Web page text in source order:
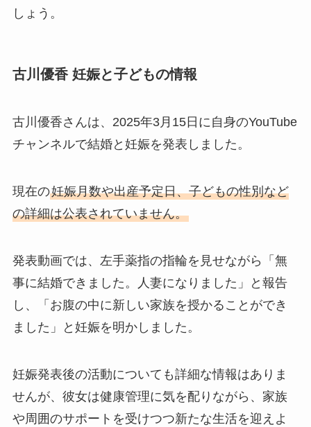
しょう。
古川優香 妊娠と子どもの情報
古川優香さんは、2025年3月15日に自身のYouTube
チャンネルで結婚と妊娠を発表しました。
現在の妊娠月数や出産予定日、子どもの性別など
の詳細は公表されていません。
発表動画では、左手薬指の指輪を見せながら「無
事に結婚できました。人妻になりました」と報告
し、「お腹の中に新しい家族を授かることができ
ました」と妊娠を明かしました。
妊娠発表後の活動についても詳細な情報はありま
せんが、彼女は健康管理に気を配りながら、家族
や周囲のサポートを受けつつ新たな生活を迎えよ